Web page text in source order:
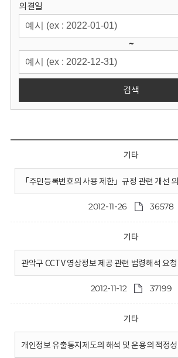
의결일
~
검색
기타
「주민등록번호의 사용 제한」규정 관련 개선
2012-11-26 36578
기타
관악구 CCTV 영상정보 제공 관련 법령해석 요청
2012-11-12 37199
기타
개인정보 유출통지제도의 해석 및 운용의 적정